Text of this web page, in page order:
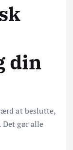
din
at beslutte,
gør alle